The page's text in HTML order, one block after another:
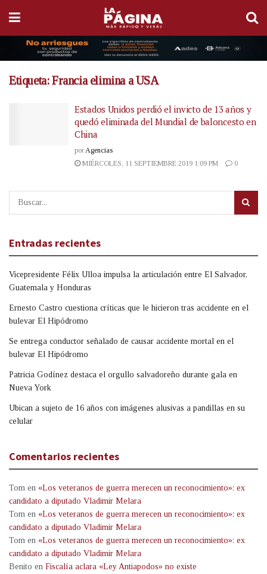
Etiqueta:Francia elimina a USA
Estados Unidos perdió el invicto de 13 años y
quedó eliminada del Mundial de baloncesto en
China
por Agencias
MIÉRCOLES, 11 SEPTIEMBRE 2019 1:09 PM
0
Entradas recientes
Vicepresidente Félix Ulloa impulsa la articulación entre El Salvador,
Guatemala y Honduras
Ernesto Castro cuestiona críticas que le hicieron tras accidente en el
bulevar El Hipódromo
Se entrega conductor señalado de causar accidente mortal en el
bulevar El Hipódromo
Patricia Godínez destaca el orgullo salvadoreño durante gala en
Nueva York
Ubican a sujeto de 16 años con imágenes alusivas a pandillas en su
celular
Comentarios recientes
Tom en «Los veteranos de guerra merecen un reconocimiento»: ex
candidato a diputado Vladimir Melara
Tom en «Los veteranos de guerra merecen un reconocimiento»: ex
candidato a diputado Vladimir Melara
Tom en «Los veteranos de guerra merecen un reconocimiento»: ex
candidato a diputado Vladimir Melara
Benito en Fiscalía aclara «Ley Antiapodos» no existe